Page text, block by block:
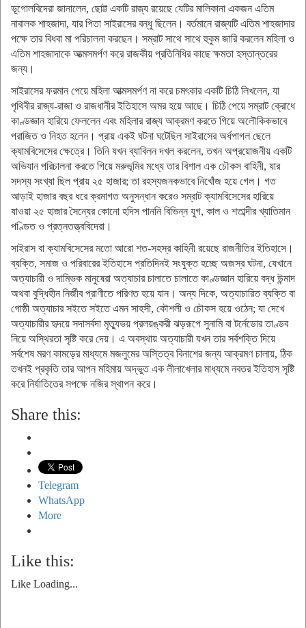
ভূগোলবিদেরা জানালেন, ছোট্ট একটি রাজ্য রয়েছে যেটির মালিকানা একজন এতিম
নাবালক শাহজাদা, যার পিতা সাইরাসের বন্ধু ছিলেন। বর্তমানে রাজ্যটি এতিম শাহজাদার
পক্ষে তার বিধবা মা পরিচালনা করছেন। সম্রাট সাথে সাথে হুকুম জারি করলেন মহিলা ও
এতিম শাহজাদাকে আত্মসমর্পণ করে রাজকীয় প্রতিনিধির কাছে ক্ষমতা হস্তান্তরের
জন্য।
সাইরাসের ফরমান পেয়ে মহিলা আত্মসমর্পণ না করে চমৎকার একটি চিঠি লিখলেন, যা
পৃথিবীর রাজ্য-রাজা ও রাজধানীর ইতিহাসে অমর হয়ে আছে। চিঠি পেয়ে সম্রাট ক্রোধে
কাণ্ডজ্ঞান হারিয়ে ফেললেন এবং মহিলার রাজ্য আক্রমণ করতে গিয়ে অলৌকিকভাবে
পরাজিত ও নিহত হলেন। প্রায় একই ঘটনা ঘটেছিল সাইরাসের অর্ধপাগল ছেলে
ক্যামবিসেসের ক্ষেত্রে। তিনি যখন ব্যাবিলন দখল করলেন, তখন অপ্রয়োজনীয় একটি
অভিযান পরিচালনা করতে গিয়ে মরুভূমির মধ্যে তার বিশাল এক চৌকস বাহিনী, যার
সদস্য সংখ্যা ছিল প্রায় ২৫ হাজার; তা রহস্যজনকভাবে নিখোঁজ হয়ে গেল। গত
আড়াই হাজার বছর ধরে ক্রমাগত অনুসন্ধান করেও সম্রাট ক্যামবিসেসের হারিয়ে
যাওয়া ২৫ হাজার সৈন্যের কোনো হদিস পাননি বিভিন্ন যুগ, কাল ও শতাব্দীর খ্যাতিমান
পণ্ডিত ও প্রত্নতত্ত্ববিদেরা।
সাইরাস বা ক্যামবিসেসের মতো আরো শত-সহস্র কাহিনী রয়েছে রাজনীতির ইতিহাসে।
ব্যক্তি, সমাজ ও পরিবারের ইতিহাসে প্রতিদিনই সংযুক্ত হচ্ছে অজস্র ঘটনা, যেখানে
অত্যাচারী ও দাম্ভিক মানুষেরা অত্যাচার চালাতে চালাতে কাণ্ডজ্ঞান হারিয়ে বদ্ধ উন্মাদ
অথবা বুদ্ধিহীন নির্জীব প্রাণীতে পরিণত হয়ে যান। অন্য দিকে, অত্যাচারিত ব্যক্তি বা
গোষ্ঠী অত্যাচার সইতে সইতে এমন সাহসী, কৌশলী ও চৌকস হয়ে ওঠেন; যা দেখে
অত্যাচারীর হৃদয়ে সদাসর্বদা মৃত্যুভয় প্রলয়ঙ্করী ঝড়রূপে সুনামি বা টর্নেডোর তাণ্ডব
নিয়ে অস্থিরতা সৃষ্টি করে দেয়। এ অবস্থায় অত্যাচারী যখন তার সর্বশক্তি দিয়ে
সর্বশেষ মরণ কামড়ের মাধ্যমে মজলুমের অস্তিত্ব বিনাশের জন্য আক্রমণ চালায়, ঠিক
তখনই প্রকৃতি তার আপন মহিমায় অদ্ভুত এক লীলাখেলার মাধ্যমে নবতর ইতিহাস সৃষ্টি
করে নির্যাতিতের সপক্ষে নজির স্থাপন করে।
Share this:
Telegram
WhatsApp
More
Like this:
Like Loading...